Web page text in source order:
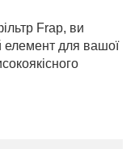
Frap, ви
елемент для вашої